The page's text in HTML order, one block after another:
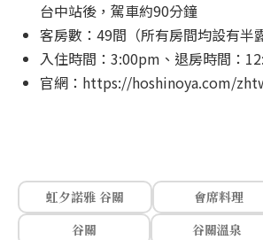
台中站後，駕車約90分鐘
客房數：49間（所有房間均設有半
入住時間：3:00pm、退房時間：
官網：https://hoshinoya.com/
虹夕諾雅 谷關
會席料理
谷關
谷關溫泉